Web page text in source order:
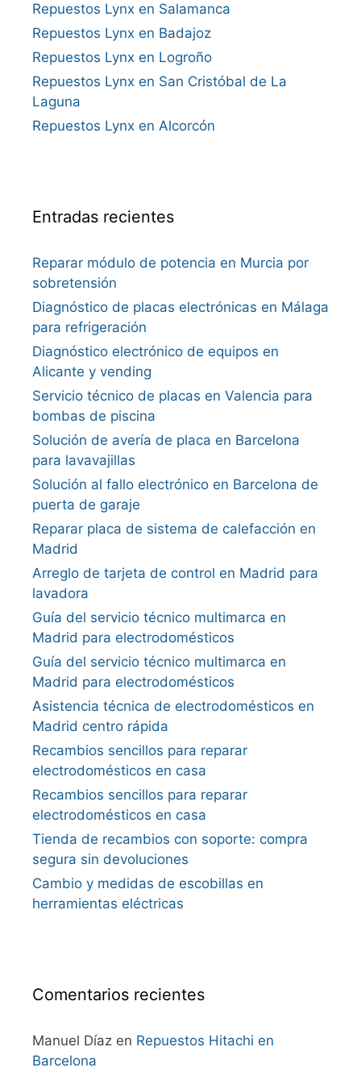
Repuestos Lynx en Salamanca
Repuestos Lynx en Badajoz
Repuestos Lynx en Logroño
Repuestos Lynx en San Cristóbal de La
Laguna
Repuestos Lynx en Alcorcón
Entradas recientes
Reparar módulo de potencia en Murcia por
sobretensión
Diagnóstico de placas electrónicas en Málaga
para refrigeración
Diagnóstico electrónico de equipos en
Alicante y vending
Servicio técnico de placas en Valencia para
bombas de piscina
Solución de avería de placa en Barcelona
para lavavajillas
Solución al fallo electrónico en Barcelona de
puerta de garaje
Reparar placa de sistema de calefacción en
Madrid
Arreglo de tarjeta de control en Madrid para
lavadora
Guía del servicio técnico multimarca en
Madrid para electrodomésticos
Guía del servicio técnico multimarca en
Madrid para electrodomésticos
Asistencia técnica de electrodomésticos en
Madrid centro rápida
Recambios sencillos para reparar
electrodomésticos en casa
Recambios sencillos para reparar
electrodomésticos en casa
Tienda de recambios con soporte: compra
segura sin devoluciones
Cambio y medidas de escobillas en
herramientas eléctricas
Comentarios recientes
Manuel Díaz en Repuestos Hitachi en
Barcelona